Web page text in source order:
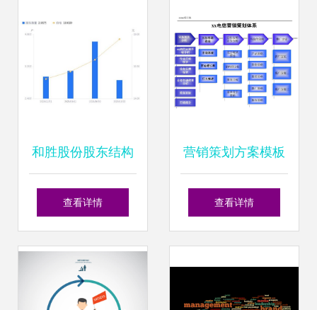
和胜股份股东结构
变化分析 股东数量
显著提升
查看详情
营销策划方案模板
销售业务
查看详情